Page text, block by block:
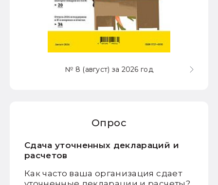
№ 8 (август) за 2026 год
Опрос
Сдача уточненных деклараций и
расчетов
Как часто ваша организация сдает